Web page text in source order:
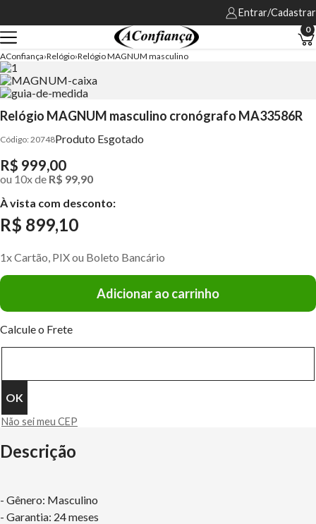
Entrar/Cadastrar
0
AConfiança Relógio Relógio MAGNUM masculino
Relógio MAGNUM masculino cronógrafo MA33586R
20748Produto Esgotado
R$ 999,00
ou 10xde R$ 99,90
À vista com desconto:
R$ 899,10
1x Cartão, PIX ou Boleto Bancário
Adicionar ao carrinho
Calcule o Frete
Não sei meu CEP
Descrição
- Gênero: Masculino
- Garantia: 24 meses